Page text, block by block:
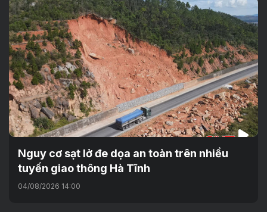
Nguy cơ sạt lở đe dọa an toàn trên nhiều
tuyến giao thông Hà Tĩnh
04/08/2026 14:00